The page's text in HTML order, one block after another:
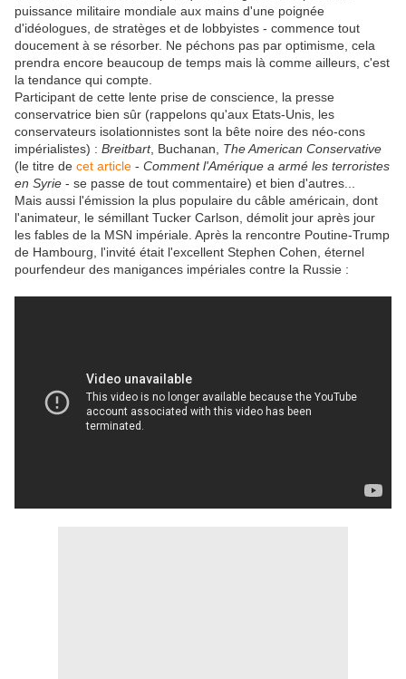
puissance militaire mondiale aux mains d'une poignée
d'idéologues, de stratèges et de lobbyistes - commence tout
doucement à se résorber. Ne péchons pas par optimisme, cela
prendra encore beaucoup de temps mais là comme ailleurs, c'est
la tendance qui compte.
Participant de cette lente prise de conscience, la presse
conservatrice bien sûr (rappelons qu'aux Etats-Unis, les
conservateurs isolationnistes sont la bête noire des néo-cons
impérialistes) : Breitbart, Buchanan, The American Conservative
(le titre de cet article - Comment l'Amérique a armé les terroristes
en Syrie - se passe de tout commentaire) et bien d'autres...
Mais aussi l'émission la plus populaire du câble américain, dont
l'animateur, le sémillant Tucker Carlson, démolit jour après jour
les fables de la MSN impériale. Après la rencontre Poutine-Trump
de Hambourg, l'invité était l'excellent Stephen Cohen, éternel
pourfendeur des manigances impériales contre la Russie :